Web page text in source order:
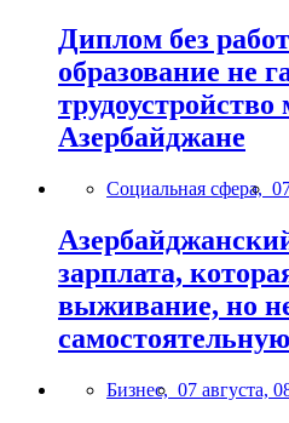
Диплом без
образование не
Азербайджане
Социальная сфера,
зарплата,
выживание, но
Бизнес, 07 августа,